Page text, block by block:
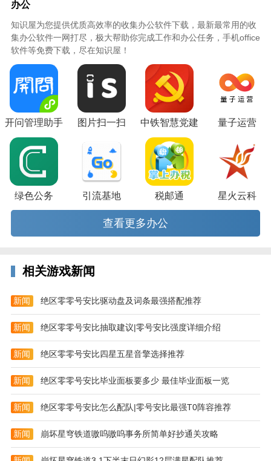
应用特色
【全能扫描】快速识别图片/文档/PDF/名片/书籍等等!
【精准识别】十万次识别测试，准确识别率高达99%!
【智能分段】传图取字开启自动分段模式，识别结果智
能分段!
【电脑传图】支持电脑图片共享，手机进行文字识别!
【批量识别】支持批量选图识别，批量处理简单高效!
办公
知识屋为您提供优质高效率的收集办公软件下载，最新最常用的收
集办公软件一网打尽，极大帮助你完成工作和办公任务，手机office
软件等免费下载，尽在知识屋！
开问管理助手 图片扫一扫 中铁智慧党建 量子运营
绿色公务 引流基地 税邮通 星火云科
查看更多办公
相关游戏新闻
新闻 绝区零零号安比驱动盘及词条最强搭配推荐
新闻 绝区零零号安比抽取建议|零号安比强度详细介绍
新闻 绝区零零号安比四星五星音擎选择推荐
新闻 绝区零零号安比毕业面板要多少 最佳毕业面板一览
新闻 绝区零零号安比怎么配队|零号安比最强T0阵容推荐
新闻 崩坏星穹铁道嗷呜嗷呜事务所简单好抄通关攻略